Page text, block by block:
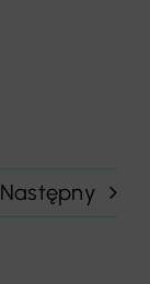
Następny